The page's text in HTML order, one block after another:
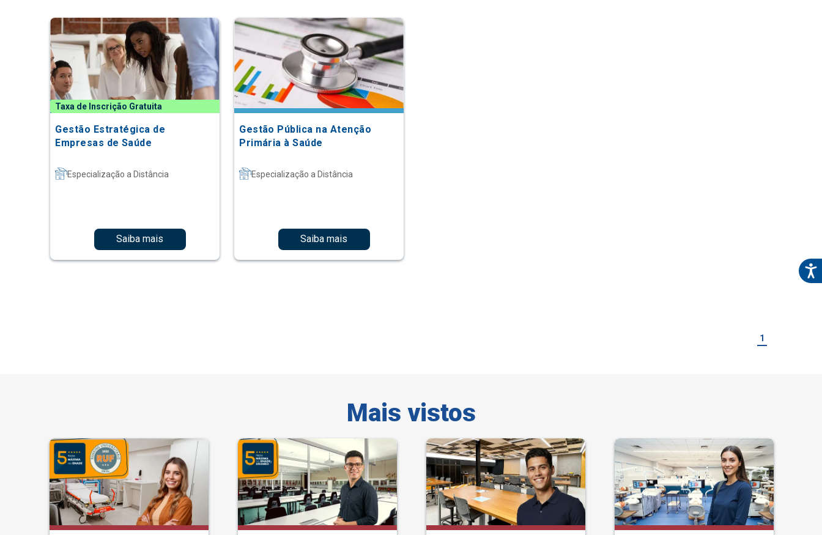
Taxa de Inscrição Gratuita
Gestão Estratégica de
Empresas de Saúde
Especialização a Distância
Saiba mais
Gestão Pública na Atenção
Primária à Saúde
Especialização a Distância
Saiba mais
1
Mais vistos